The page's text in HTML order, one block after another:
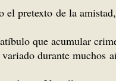
pretexto de la
que acumular
durante muchos